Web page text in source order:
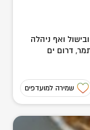
ואף ניהלה
דרום ים
שמירה למועדפים